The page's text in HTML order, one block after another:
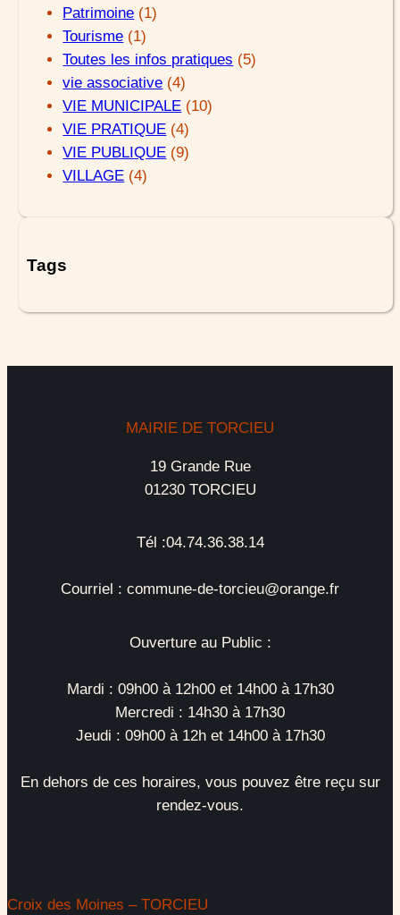
Patrimoine (1)
Tourisme (1)
Toutes les infos pratiques (5)
vie associative (4)
VIE MUNICIPALE (10)
VIE PRATIQUE (4)
VIE PUBLIQUE (9)
VILLAGE (4)
Tags
MAIRIE DE TORCIEU
19 Grande Rue
01230 TORCIEU
Tél :04.74.36.38.14
Courriel : commune-de-torcieu@orange.fr
Ouverture au Public :
Mardi : 09h00 à 12h00 et 14h00 à 17h30
Mercredi : 14h30 à 17h30
Jeudi : 09h00 à 12h et 14h00 à 17h30
En dehors de ces horaires, vous pouvez être reçu sur
rendez-vous.
Croix des Moines – TORCIEU